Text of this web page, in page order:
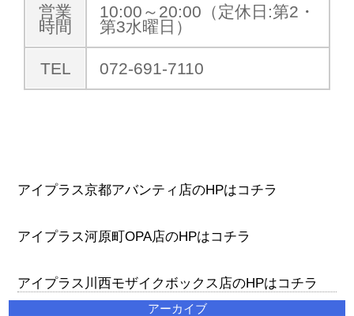
営業
時間
10:00～20:00（定休日:第2・
第3水曜日）
TEL 072-691-7110
アイプラス京都アバンティ店のHPはコチラ
アイプラス河原町OPA店のHPはコチラ
アイプラス川西モザイクボックス店のHPはコチラ
アーカイブ